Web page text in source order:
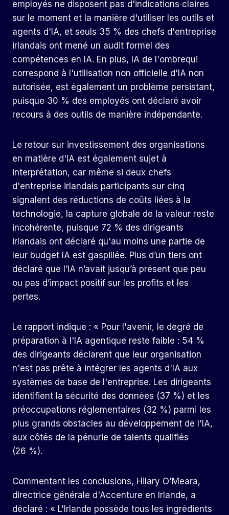
employés ne disposent pas d'indications claires
sur le moment et la manière d'utiliser les outils et
agents d'IA, et seuls 35 % des chefs d'entreprise
irlandais ont mené un audit formel des
compétences en IA. En plus, IA de l'ombrequi
correspond à l'utilisation non officielle d'IA non
autorisée, est également un problème persistant,
puisque 30 % des employés ont déclaré avoir
recours à des outils de manière indépendante.
Le retour sur investissement des organisations
en matière d'IA est également sujet à
interprétation, car même si deux chefs
d'entreprise irlandais participants sur cinq
signalent des réductions de coûts liées à la
technologie, la capture globale de la valeur reste
incohérente, puisque 72 % des dirigeants
irlandais ont déclaré qu'au moins une partie de
leur budget IA est gaspillée. Plus d’un tiers ont
déclaré que l’IA n’avait jusqu’à présent que peu
ou pas d’impact positif sur les profits et les
pertes.
Le rapport indique : « Pour l'avenir, le degré de
préparation à l'IA agentique reste faible : 54 %
des dirigeants déclarent que leur organisation
n'est pas prête à intégrer les agents d'IA aux
systèmes de base de l'entreprise. Les dirigeants
identifient la sécurité des données (37 %) et les
préoccupations réglementaires (32 %) parmi les
plus grands obstacles au développement de l'IA,
aux côtés de la pénurie de talents qualifiés
(26 %).
Commentant les conclusions, Hilary O'Meara,
directrice générale d'Accenture en Irlande, a
déclaré : « L'Irlande possède tous les ingrédients